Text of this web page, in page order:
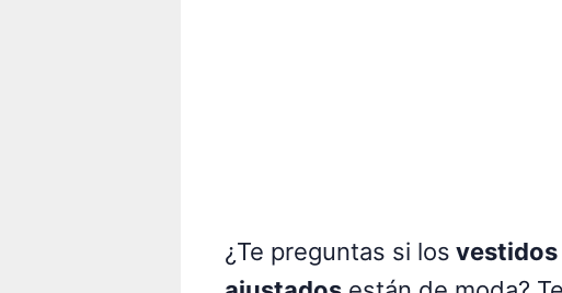
¿Te preguntas si los